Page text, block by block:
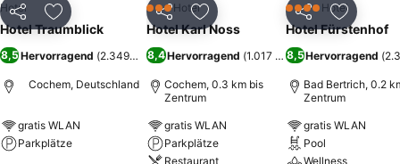
Teilen Zu Favoriten hinzufügen
Hotel
Hotel Traumblick
8,5Hervorragend (2.349 Bewertungen)
Cochem, Deutschland
gratis WLAN
Parkplätze
Teilen Zu Favoriten hinzufügen
3 SterneHotel
Hotel Karl Noss
8,4Hervorragend (1.017 Bewertungen)
Cochem, 0.3 km bis
Zentrum
gratis WLAN
Parkplätze
Restaurant
Teilen Zu
4 SterneHotel
Hotel Fürstenhof
8,5Hervorragend (
Bad Bertrich, 0.2
Zentrum
gratis WLAN
Pool
Wellness